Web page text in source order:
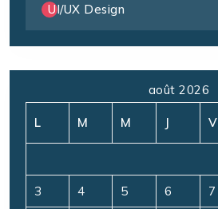
UI/UX Design
août 2026
L M M J V
3 4 5 6 7